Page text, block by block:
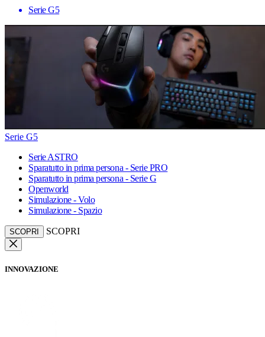
Serie G5
Serie G5
Serie ASTRO
Sparatutto in prima persona - Serie PRO
Sparatutto in prima persona - Serie G
Openworld
Simulazione - Volo
Simulazione - Spazio
SCOPRI SCOPRI
INNOVAZIONE